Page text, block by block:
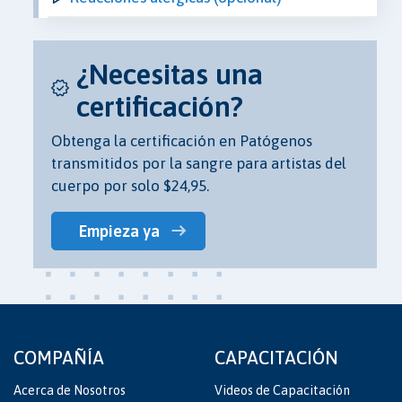
¿Necesitas una
certificación?
Obtenga la certificación en Patógenos
transmitidos por la sangre para artistas del
cuerpo por solo $24,95.
Empieza ya
COMPAÑÍA
Acerca de Nosotros
CAPACITACIÓN
Videos de Capacitación